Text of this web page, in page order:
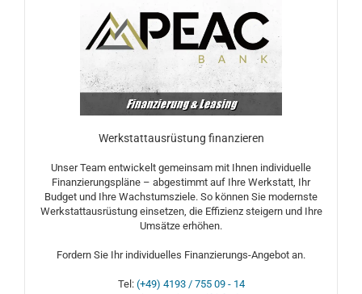
Werkstattausrüstung finanzieren
Unser Team entwickelt gemeinsam mit Ihnen individuelle
Finanzierungspläne – abgestimmt auf Ihre Werkstatt, Ihr
Budget und Ihre Wachstumsziele. So können Sie modernste
Werkstattausrüstung einsetzen, die Effizienz steigern und Ihre
Umsätze erhöhen.
Fordern Sie Ihr individuelles Finanzierungs-Angebot an.
Tel: (+49) 4193 / 755 09 - 14